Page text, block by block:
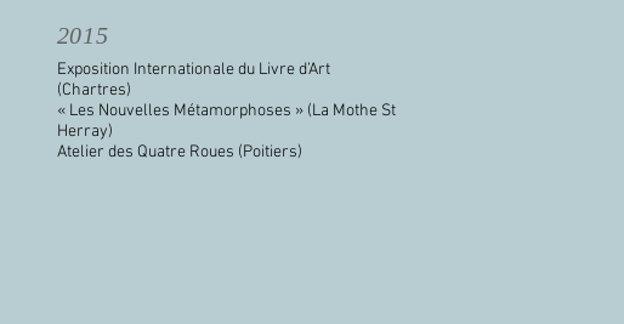
2015
Exposition Internationale du Livre d’Art
(Chartres)
« Les Nouvelles Métamorphoses » (La Mothe St
Herray)
Atelier des Quatre Roues (Poitiers)